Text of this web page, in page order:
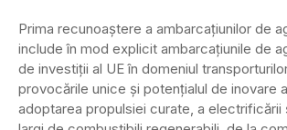
Prima recunoaștere a ambarcațiunilor de
include în mod explicit ambarcațiunile de
de investiții al UE în domeniul
provocările unice și potențialul de inovare
adoptarea propulsiei curate, a electrificării